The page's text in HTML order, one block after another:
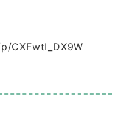
CXFwtI_DX9W